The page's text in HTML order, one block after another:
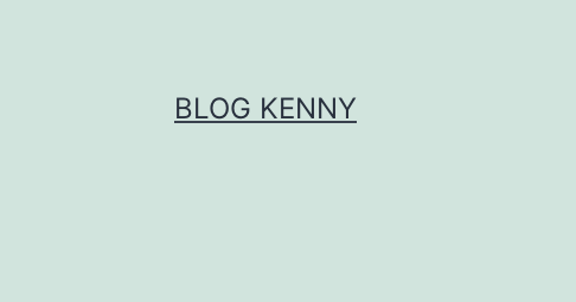
BLOG KENNY